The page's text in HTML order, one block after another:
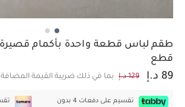
قطع
89 د.إ 129 د.إ بما في ذلك ضريبة القيمة المضافة
تقسيم على دفعات 4 بدون